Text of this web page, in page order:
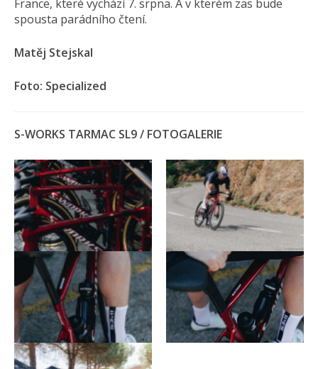
France, které vychází 7. srpna. A v kterém zas bude
spousta parádního čtení.
Matěj Stejskal
Foto: Specialized
S-WORKS TARMAC SL9 / FOTOGALERIE